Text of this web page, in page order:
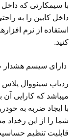
با سیمکارتی که
داخل کابین را به
استفاده از نرم
کنید.
دارای سیسم هشدار
ردیاب سینووال
میباشد که کارایی
با ایجاد ضربه به
شما را از این
قابلیت تنظیم